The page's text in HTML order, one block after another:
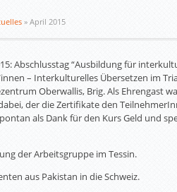
» April 2015
Abschlusstag “Ausbildung für
– Interkulturelles Übersetzen im
Oberwallis, Brig. Als Ehrengast
der die Zertifikate den
als Dank für den Kurs Geld und
der Arbeitsgruppe im Tessin.
aus Pakistan in die Schweiz.